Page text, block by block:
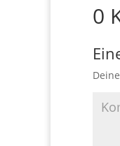
0